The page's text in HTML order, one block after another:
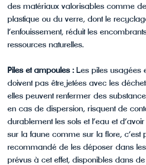
des matériaux valorisables comme
plastique ou du verre, dont le
l’enfouissement, réduit les
ressources naturelles.
Piles et ampoules : Les piles usagées
doivent pas être jetées avec les
elles peuvent renfermer des
en cas de dispersion, risquent de
durablement les sols et l’eau et
sur la faune comme sur la flore, c’est
recommandé de les déposer dans
prévus à cet effet, disponibles dans